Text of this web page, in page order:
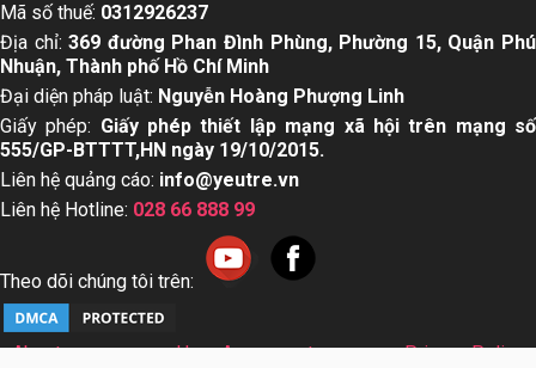
Mã số thuế: 0312926237
Địa chỉ:369 đường Phan Đình Phùng, Phường 15, Quận Phú
Nhuận, Thành phố Hồ Chí Minh
Đại diện pháp luật: Nguyễn Hoàng Phượng Linh
Giấy phép: Giấy phép thiết lập mạng xã hội trên mạng số
555/GP-BTTTT,HN ngày 19/10/2015.
Liên hệ quảng cáo: info@yeutre.vn
Liên hệ Hotline: 028 66 888 99
Theo dõi chúng tôi trên:
About us User Agreement
Privacy Policy